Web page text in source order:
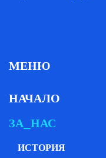
МЕНЮ
НАЧАЛО
ЗА_НАС
ИСТОРИЯ